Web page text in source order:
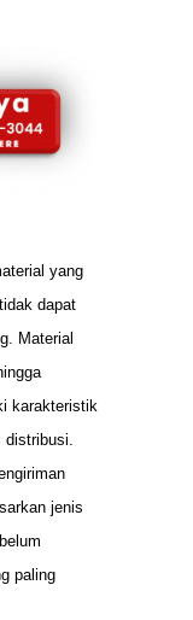
yang
dapat
Material
karakteristik
distribusi.
jenis
paling